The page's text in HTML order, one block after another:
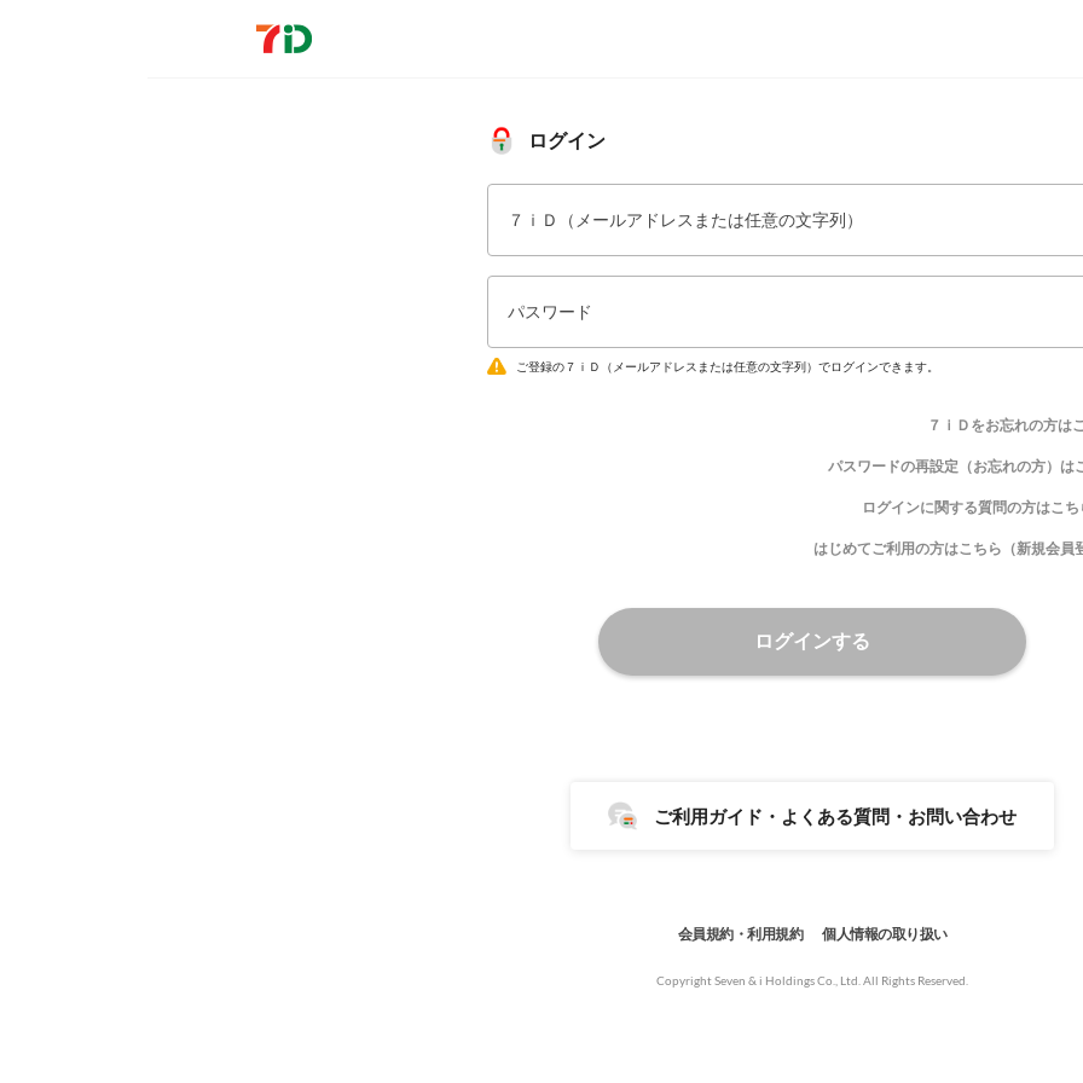
ログイン
７ｉＤ（メールアドレスまたは任意の文字列）
パスワード
ご登録の７ｉＤ（メールアドレスまたは任意の文字列）でログインできます。
７ｉＤをお忘れの方は
パスワードの再設定（お忘れの方）は
ログインに関する質問の方はこち
はじめてご利用の方はこちら（新規会員
ログインする
ご利用ガイド・よくある質問・お問い合わせ
会員規約・利用規約 個人情報の取り扱い
Copyright Seven & i Holdings Co., Ltd. All Rights Reserved.